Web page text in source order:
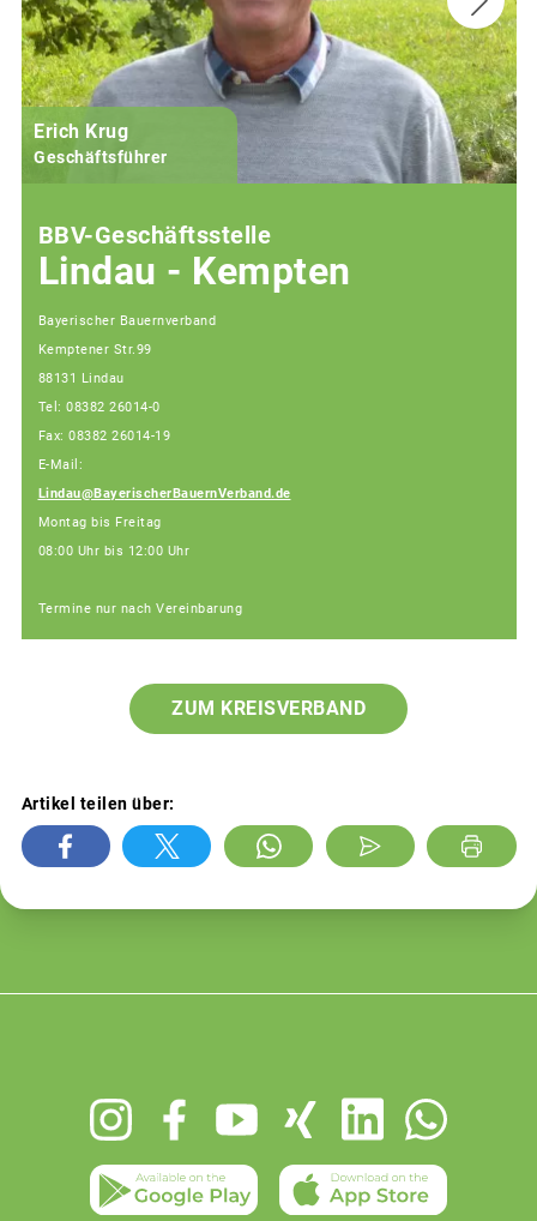
Erich Krug
Geschäftsführer
BBV-Geschäftsstelle
Lindau - Kempten
Bayerischer Bauernverband
Kemptener Str.99
88131 Lindau
Tel: 08382 26014-0
Fax: 08382 26014-19
E-Mail:
Lindau@BayerischerBauernVerband.de
Montag bis Freitag
08:00 Uhr bis 12:00 Uhr
Termine nur nach Vereinbarung
ZUM KREISVERBAND
Artikel teilen über: